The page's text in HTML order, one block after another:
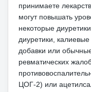
принимаете
могут повышать
некоторые
диуретики,
добавки или
ревматических
ЦОГ-2) или